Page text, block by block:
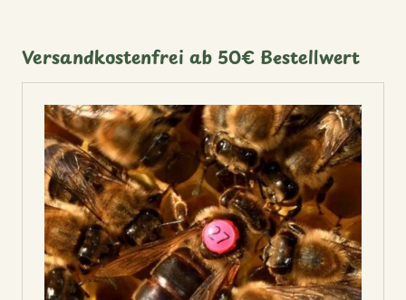
Versandkostenfrei ab 50€ Bestellwert